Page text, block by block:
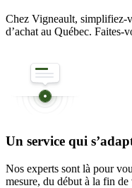
Chez Vigneault, simplifiez-
d’achat au Québec. Faites-
Un service qui
Nos experts sont là pour
mesure, du début à la fin de